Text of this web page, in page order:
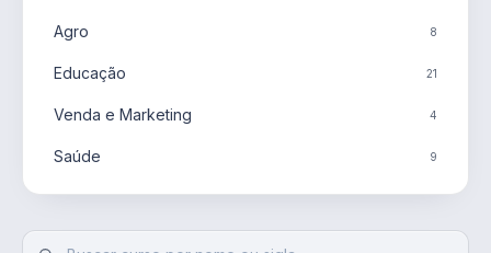
Agro 8
Educação 21
Venda e Marketing 4
Saúde 9